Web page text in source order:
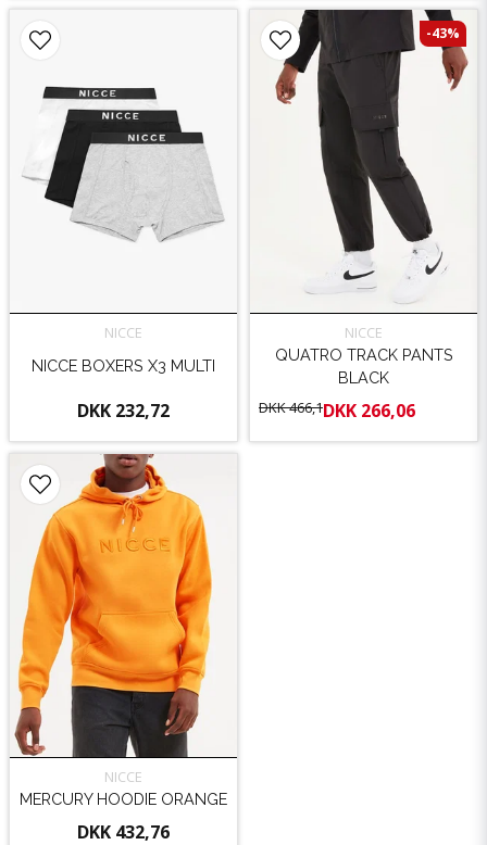
NICCE
NICCE BOXERS X3 MULTI
DKK 232,72
NICCE
QUATRO TRACK PANTS
BLACK
DKK 466,1DKK 266,06
-43%
NICCE
MERCURY HOODIE ORANGE
DKK 432,76